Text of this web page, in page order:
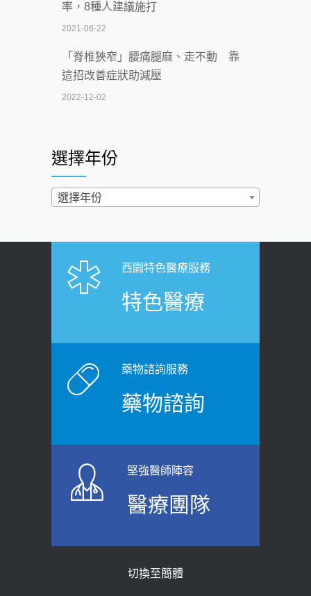
2026-07-02
2026-07-02
4連霸議員黃秋澤癌逝！食道癌為何奪命
西園醫院55周年 7／10捐血公益活動 邀
民眾熱血響應
2026-06-30
健康肛門痛都是痔瘡?醫談瘍瘍瘻管與肛
裂差異 逾50歲民眾可做1事
原則避免血糖血壓飆高
2026-06-08
上班常待在冷氣房？小心泌尿道感染
醫示警：1病症嚴重恐喪命
率，8種人建議施打
2021-06-22
「脊椎狹窄」腰痛腿麻、走不動 靠
這招改善症狀助減壓
2022-12-02
2022-02-17
過量維生素D和鈣恐罹癌? 醫師釋
「落枕」不要大力按脖子！ 1招「伸
展運動」預防落枕
老後睡不好、夜間易跌倒
2021-03-05
骨科魏志定主任接受專訪 【年代電視
質密度檢查！醫：注意5重點可逆轉
選擇年份
選擇年份
西園特色醫療服務
特色醫療
藥物諮詢服務
藥物諮詢
堅強醫師陣容
醫療團隊
切換至簡體